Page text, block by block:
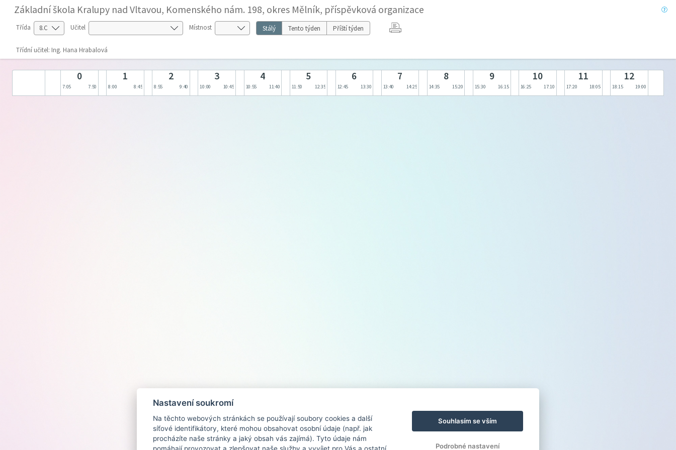
Základní škola Kralupy nad Vltavou, Komenského nám. 198, okres Mělník, příspěvková organizace
Třída Učitel Místnost Stálý Tento týden Příští týden
Třídní učitel: Ing. Hana Hrabalová
0
7:05 7:50
1
8:00 8:45
2
8:55 9:40
3
10:00 10:45
4
10:55 11:40
5
11:50 12:35
6
12:45 13:30
7
13:40 14:25
8
14:35 15:20
9
15:30 16:15
10
16:25 17:10
11
17:20 18:05
12
18:15 19:00
Nastavení soukromí
Na těchto webových stránkách se používají soubory cookies a další
síťové identifikátory, které mohou obsahovat osobní údaje (např. jak
procházíte naše stránky a jaký obsah vás zajímá). Tyto údaje nám
Souhlasím se vším
Podrobné nastavení